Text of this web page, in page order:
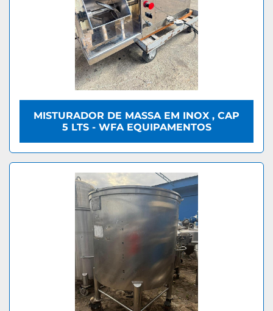
MISTURADOR DE MASSA EM INOX , CAP
5 LTS - WFA EQUIPAMENTOS